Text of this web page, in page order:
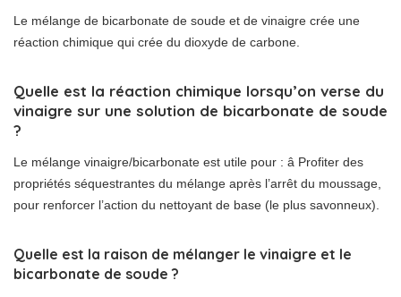
Le mélange de bicarbonate de soude et de vinaigre crée une
réaction chimique qui crée du dioxyde de carbone.
Quelle est la réaction chimique lorsqu’on verse du
vinaigre sur une solution de bicarbonate de soude
?
Le mélange vinaigre/bicarbonate est utile pour : â Profiter des
propriétés séquestrantes du mélange après l’arrêt du moussage,
pour renforcer l’action du nettoyant de base (le plus savonneux).
Quelle est la raison de mélanger le vinaigre et le
bicarbonate de soude ?